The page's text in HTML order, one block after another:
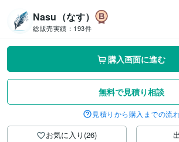
Nasu（なす）
総販売実績： 193件
購入画面に進む
無料で見積り相談
見積りから購入までの流
お気に入り(26)